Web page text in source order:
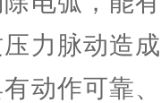
力脉动造
动作可靠